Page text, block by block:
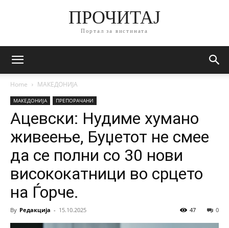
ПРОЧИТАЈ
Портал за вистината
Home МАКЕДОНИЈА
МАКЕДОНИЈА ПРЕПОРАЧАНИ
Ацевски: Нудиме хумано
живеење, Буџетот не смее
да се полни со 30 нови
висококатници во срцето
на Ѓорче.
By Редакција - 15.10.2025 0
47